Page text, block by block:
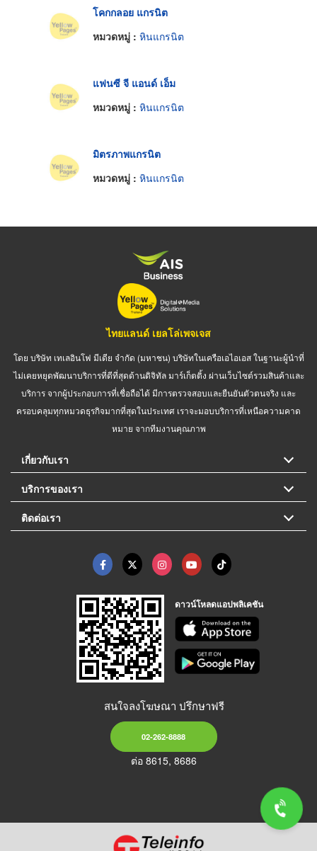
โคกกลอย แกรนิต
หมวดหมู่ : หินแกรนิต
แฟนซี จี แอนด์ เอ็ม
หมวดหมู่ : หินแกรนิต
มิตรภาพแกรนิต
หมวดหมู่ : หินแกรนิต
ไทยแลนด์ เยลโล่เพจเจส
โดย บริษัท เทเลอินโฟ มีเดีย จำกัด (มหาชน) บริษัทในเครือเอไอเอส ในฐานะผู้นำที่
ไม่เคยหยุดพัฒนาบริการที่ดีที่สุดด้านดิจิทัล มาร์เก็ตติ้ง ผ่านเว็บไซต์รวมสินค้าและ
บริการ จากผู้ประกอบการที่เชื่อถือได้ มีการตรวจสอบและยืนยันตัวตนจริง และ
ครอบคลุมทุกหมวดธุรกิจมากที่สุดในประเทศ เราจะมอบบริการที่เหนือความคาด
หมาย จากทีมงานคุณภาพ
เกี่ยวกับเรา
บริการของเรา
ติดต่อเรา
ดาวน์โหลดแอปพลิเคชัน
สนใจลงโฆษณา ปรึกษาฟรี
02-262-8888
ต่อ 8615, 8686